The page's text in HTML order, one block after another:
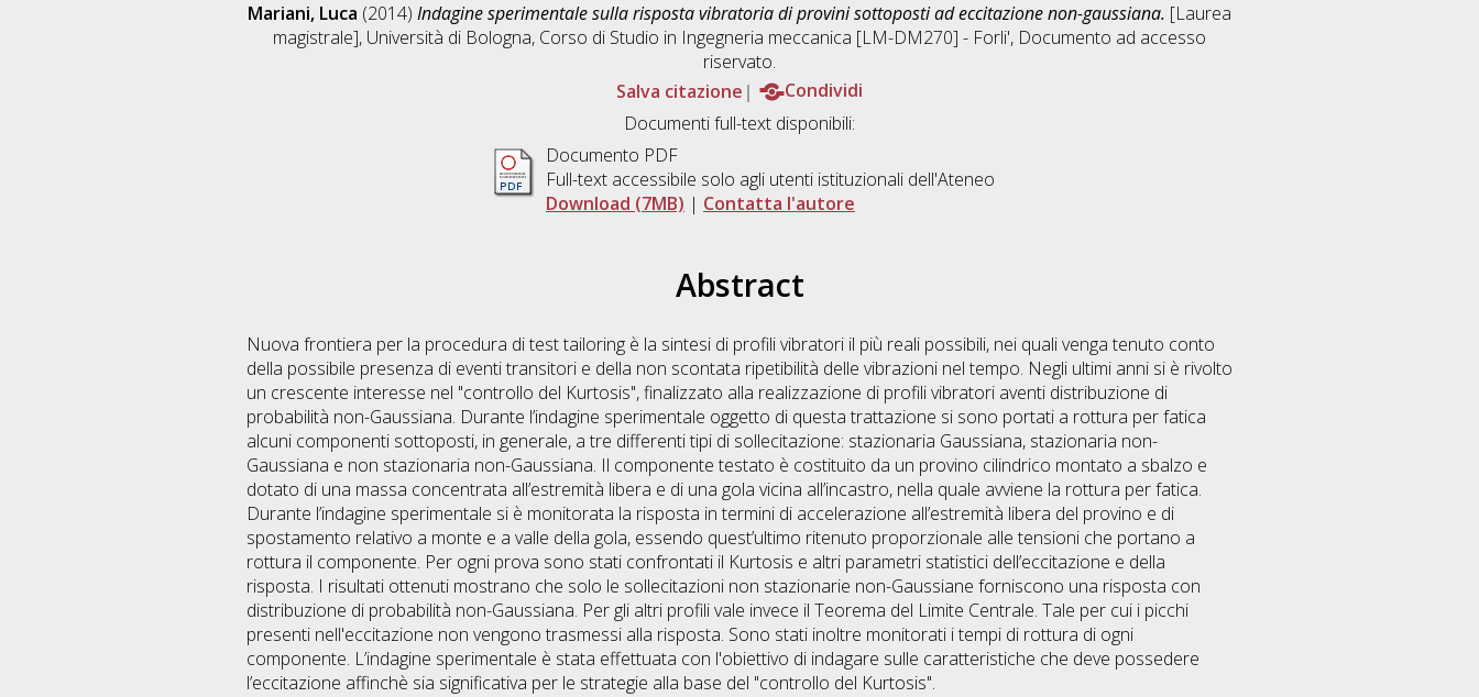
Mariani, Luca (2014) Indagine sperimentale sulla risposta vibratoria di provini sottoposti ad eccitazione non-gaussiana. [Laurea
magistrale], Università di Bologna, Corso di Studio in Ingegneria meccanica [LM-DM270] - Forli', Documento ad accesso
riservato.
Salva citazione
Condividi
Documenti full-text disponibili:
Documento PDF
Full-text accessibile solo agli utenti istituzionali dell'Ateneo
Download (7MB) | Contatta l'autore
Abstract
Nuova frontiera per la procedura di test tailoring è la sintesi di profili vibratori il più reali possibili, nei quali venga tenuto conto
della possibile presenza di eventi transitori e della non scontata ripetibilità delle vibrazioni nel tempo. Negli ultimi anni si è rivolto
un crescente interesse nel "controllo del Kurtosis", finalizzato alla realizzazione di profili vibratori aventi distribuzione di
probabilità non-Gaussiana. Durante l’indagine sperimentale oggetto di questa trattazione si sono portati a rottura per fatica
alcuni componenti sottoposti, in generale, a tre differenti tipi di sollecitazione: stazionaria Gaussiana, stazionaria non-
Gaussiana e non stazionaria non-Gaussiana. Il componente testato è costituito da un provino cilindrico montato a sbalzo e
dotato di una massa concentrata all’estremità libera e di una gola vicina all’incastro, nella quale avviene la rottura per fatica.
Durante l’indagine sperimentale si è monitorata la risposta in termini di accelerazione all’estremità libera del provino e di
spostamento relativo a monte e a valle della gola, essendo quest’ultimo ritenuto proporzionale alle tensioni che portano a
rottura il componente. Per ogni prova sono stati confrontati il Kurtosis e altri parametri statistici dell’eccitazione e della
risposta. I risultati ottenuti mostrano che solo le sollecitazioni non stazionarie non-Gaussiane forniscono una risposta con
distribuzione di probabilità non-Gaussiana. Per gli altri profili vale invece il Teorema del Limite Centrale. Tale per cui i picchi
presenti nell'eccitazione non vengono trasmessi alla risposta. Sono stati inoltre monitorati i tempi di rottura di ogni
componente. L’indagine sperimentale è stata effettuata con l'obiettivo di indagare sulle caratteristiche che deve possedere
l’eccitazione affinchè sia significativa per le strategie alla base del "controllo del Kurtosis".